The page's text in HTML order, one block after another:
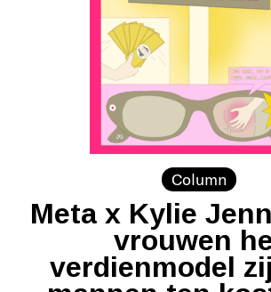
Column
Meta x Kylie
vrouwen
verdienmodel